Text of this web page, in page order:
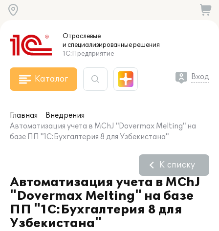
Отраслевые
и специализированныерешения
1С:Предприятие
Каталог Вход
Главная
Внедрения
Автоматизация учета в MChJ "Dovermax Melting" на
базе ПП "1С:Бухгалтерия 8 для Узбекистана"
Автоматизация учета в MChJ
"Dovermax Melting" на базе
ПП "1С:Бухгалтерия 8 для
Узбекистана"
К списку